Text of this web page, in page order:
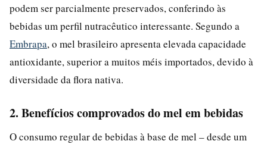
podem ser parcialmente preservados, conferindo às
bebidas um perfil nutracêutico interessante. Segundo a
Embrapa, o mel brasileiro apresenta elevada capacidade
antioxidante, superior a muitos méis importados, devido à
diversidade da flora nativa.
2. Benefícios comprovados do mel em bebidas
O consumo regular de bebidas à base de mel – desde um